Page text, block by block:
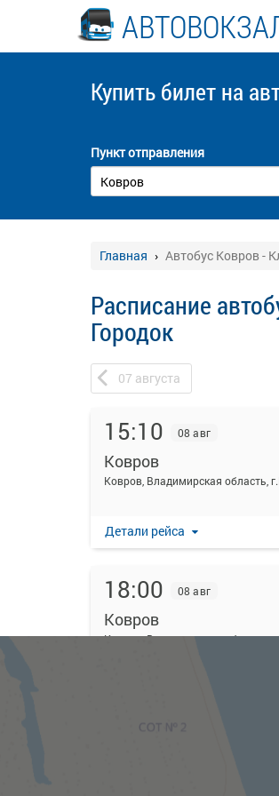
Купить билет на
Пункт отправления
Главная Автобус Ковров -
Расписание
Городок
07 августа
15:10 08 авг
Ковров
Детали рейса
18:00 08 авг
Ковров